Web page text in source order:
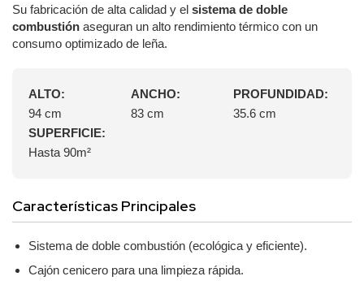
Su fabricación de alta calidad y el sistema de doble
combustión aseguran un alto rendimiento térmico con un
consumo optimizado de leña.
ALTO:
94 cm
ANCHO:
83 cm
PROFUNDIDAD:
35.6 cm
SUPERFICIE:
Hasta 90m²
Características Principales
Sistema de doble combustión (ecológica y eficiente).
Cajón cenicero para una limpieza rápida.